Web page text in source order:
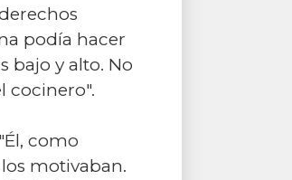
podía hacer
bajo y alto. No
cocinero".
como
motivaban.